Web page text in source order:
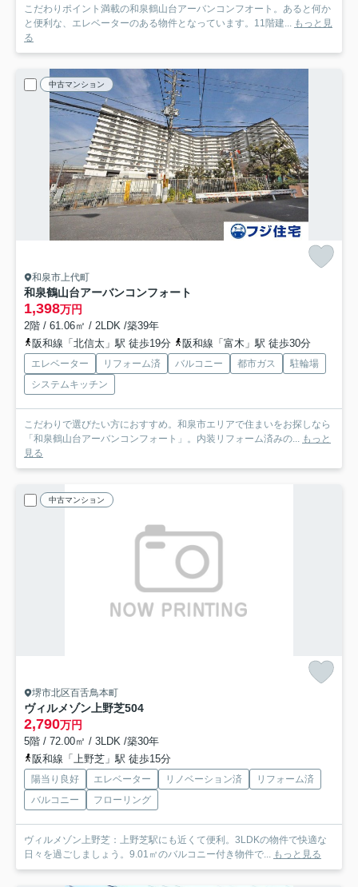
こだわりポイント満載の和泉鶴山台アーバンコンフオート。あると何か
と便利な、エレベーターのある物件となっています。11階建... もっと見
る
中古マンション
和泉市上代町
和泉鶴山台アーバンコンフォート
1,398万円
2階 / 61.06㎡ / 2LDK /築39年
阪和線「北信太」駅 徒歩19分
阪和線「富木」駅 徒歩30分
エレベーター リフォーム済 バルコニー 都市ガス
駐輪場
システムキッチン
こだわりで選びたい方におすすめ。和泉市エリアで住まいをお探しなら
「和泉鶴山台アーバンコンフォート」。内装リフォーム済みの... もっと
見る
中古マンション
堺市北区百舌鳥本町
ヴィルメゾン上野芝504
2,790万円
5階 / 72.00㎡ / 3LDK /築30年
阪和線「上野芝」駅 徒歩15分
陽当り良好 エレベーター リノベーション済
リフォーム済
バルコニー
フローリング
ヴィルメゾン上野芝：上野芝駅にも近くて便利。3LDKの物件で快適な
日々を過ごしましょう。9.01㎡のバルコニー付き物件で... もっと見る